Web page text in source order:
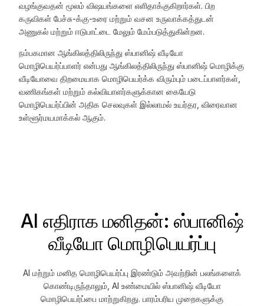
வழங்குவதன் மூலம் விஷயங்களை எளிதாக்குகிறார்கள். பிற
கருவிகள் பேச்சு-க்கு-உரை மற்றும் வசன உருவாக்கத்துடன்
அணுகல் மற்றும் ஈடுபாட்டை மேலும் மேம்படுத்துகின்றன.
நம்பகமான ஆங்கிலத்திலிருந்து ஸ்பானிஷ் வீடியோ
மொழிபெயர்ப்பாளர் என்பது ஆங்கிலத்திலிருந்து ஸ்பானிஷ் மொழிக்கு
வீடியோவை திறமையாக மொழிபெயர்க்க விரும்பும் படைப்பாளர்கள்,
வணிகங்கள் மற்றும் கல்வியாளர்களுக்கான கையேடு
மொழிபெயர்ப்பின் அதிக செலவுகள் இல்லாமல் உயர்தர, விரைவான
உள்ளூர்மயமாக்கல் ஆகும்.
AI எதிராக மனிதன்: ஸ்பானிஷ்
வீடியோ மொழிபெயர்ப்பு
AI மற்றும் மனித மொழிபெயர்ப்பு இரண்டும் அவற்றின் பலங்களைக்
கொண்டிருந்தாலும், AI உண்மையில் ஸ்பானிஷ் வீடியோ
மொழிபெயர்ப்பை மாற்றுகிறது. பாரம்பரிய முறைகளுக்கு